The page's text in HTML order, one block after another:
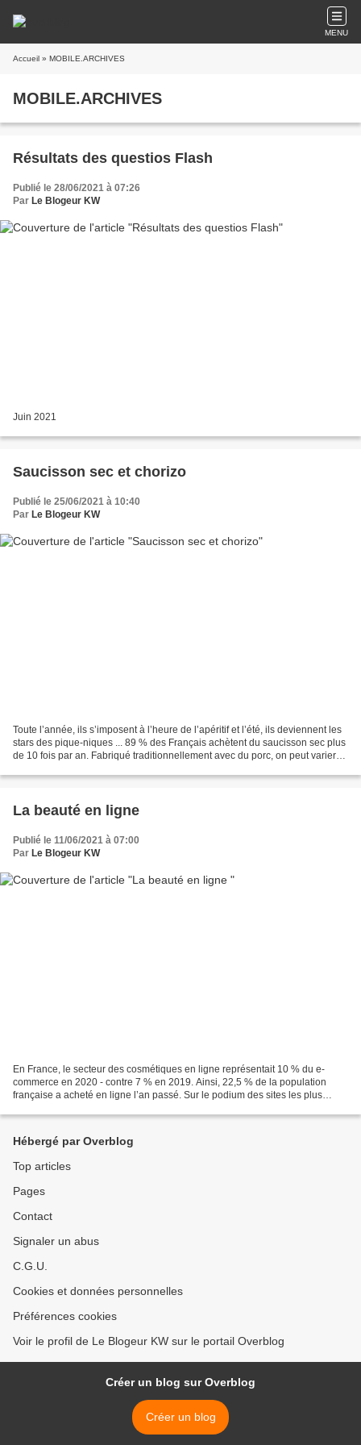
MENU
Accueil » MOBILE.ARCHIVES
MOBILE.ARCHIVES
Résultats des questios Flash
Publié le 28/06/2021 à 07:26
Par Le Blogeur KW
Juin 2021
Saucisson sec et chorizo
Publié le 25/06/2021 à 10:40
Par Le Blogeur KW
Toute l’année, ils s’imposent à l’heure de l’apéritif et l’été, ils deviennent les
stars des pique-niques ... 89 % des Français achètent du saucisson sec plus
de 10 fois par an. Fabriqué traditionnellement avec du porc, on peut varier
La beauté en ligne
Publié le 11/06/2021 à 07:00
Par Le Blogeur KW
En France, le secteur des cosmétiques en ligne représentait 10 % du e-
commerce en 2020 - contre 7 % en 2019. Ainsi, 22,5 % de la population
française a acheté en ligne l’an passé. Sur le podium des sites les plus
Hébergé par Overblog
Top articles
Pages
Contact
Signaler un abus
C.G.U.
Cookies et données personnelles
Préférences cookies
Voir le profil de Le Blogeur KW sur le portail Overblog
Créer un blog sur Overblog
Créer un blog